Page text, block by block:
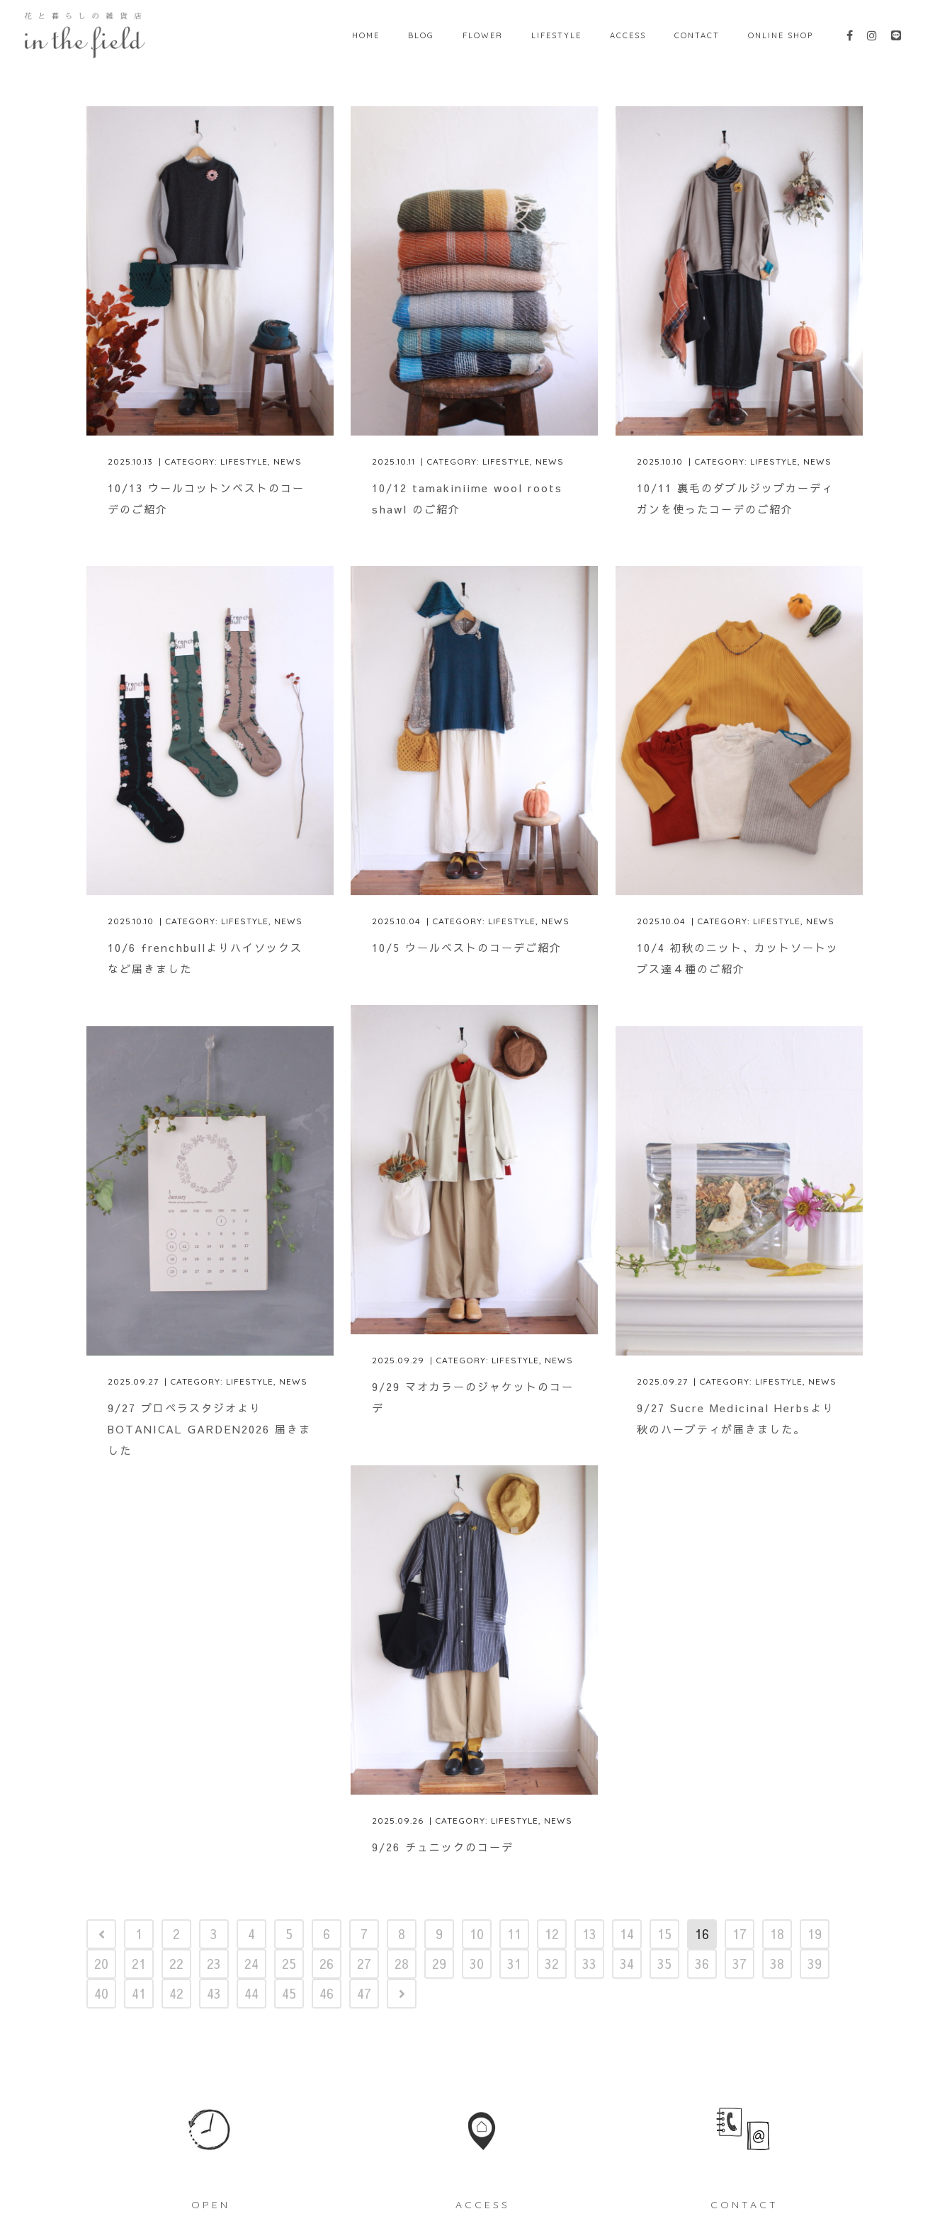
HOME BLOG FLOWER LIFESTYLE ACCESS CONTACT ONLINE SHOP
2025.10.13 | CATEGORY: LIFESTYLE NEWS
10/13 ウールコットンベストのコー
デのご紹介
2025.10.11 | CATEGORY: LIFESTYLE NEWS
10/12 tamakiniime wool roots
shawl のご紹介
2025.10.10 | CATEGORY: LIFESTYLE NEWS
10/11 裏毛のダブルジップカーディ
ガンを使ったコーデのご紹介
2025.10.10 | CATEGORY: LIFESTYLE NEWS
10/6 frenchbullよりハイソックス
など届きました
2025.10.04 | CATEGORY: LIFESTYLE NEWS
10/5 ウールベストのコーデご紹介
2025.10.04 | CATEGORY: LIFESTYLE NEWS
10/4 初秋のニット、カットソートッ
プス達４種のご紹介
2025.09.29 | CATEGORY: LIFESTYLE NEWS
9/29 マオカラーのジャケットのコー
デ
2025.09.27 | CATEGORY: LIFESTYLE NEWS
9/27 プロペラスタジオより
BOTANICAL GARDEN2026 届きま
した
2025.09.27 | CATEGORY: LIFESTYLE NEWS
9/27 Sucre Medicinal Herbsより
秋のハーブティが届きました。
2025.09.26 | CATEGORY: LIFESTYLE NEWS
9/26 チュニックのコーデ
1 2 3 4 5 6 7 8 9 10 11 12 13 14 15 16 17 18
19
20
21 22 23 24 25 26 27 28 29 30 31 32 33 34 35 36 37 38
39
40
41 42 43 44 45 46 47
OPEN ACCESS CONTACT